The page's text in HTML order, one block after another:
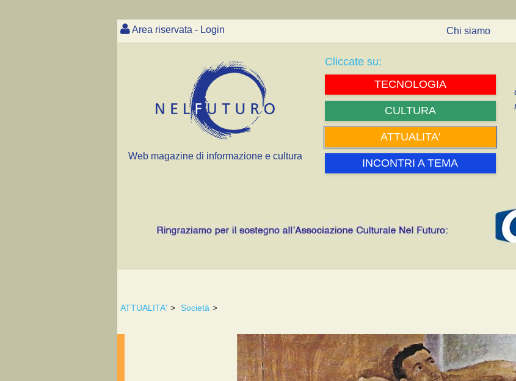
Area riservata - Login Chi siamo
Web magazine di informazione e cultura
Cliccate su:
TECNOLOGIA
CULTURA
ATTUALITA'
INCONTRI A TEMA
ATTUALITA' > Società >